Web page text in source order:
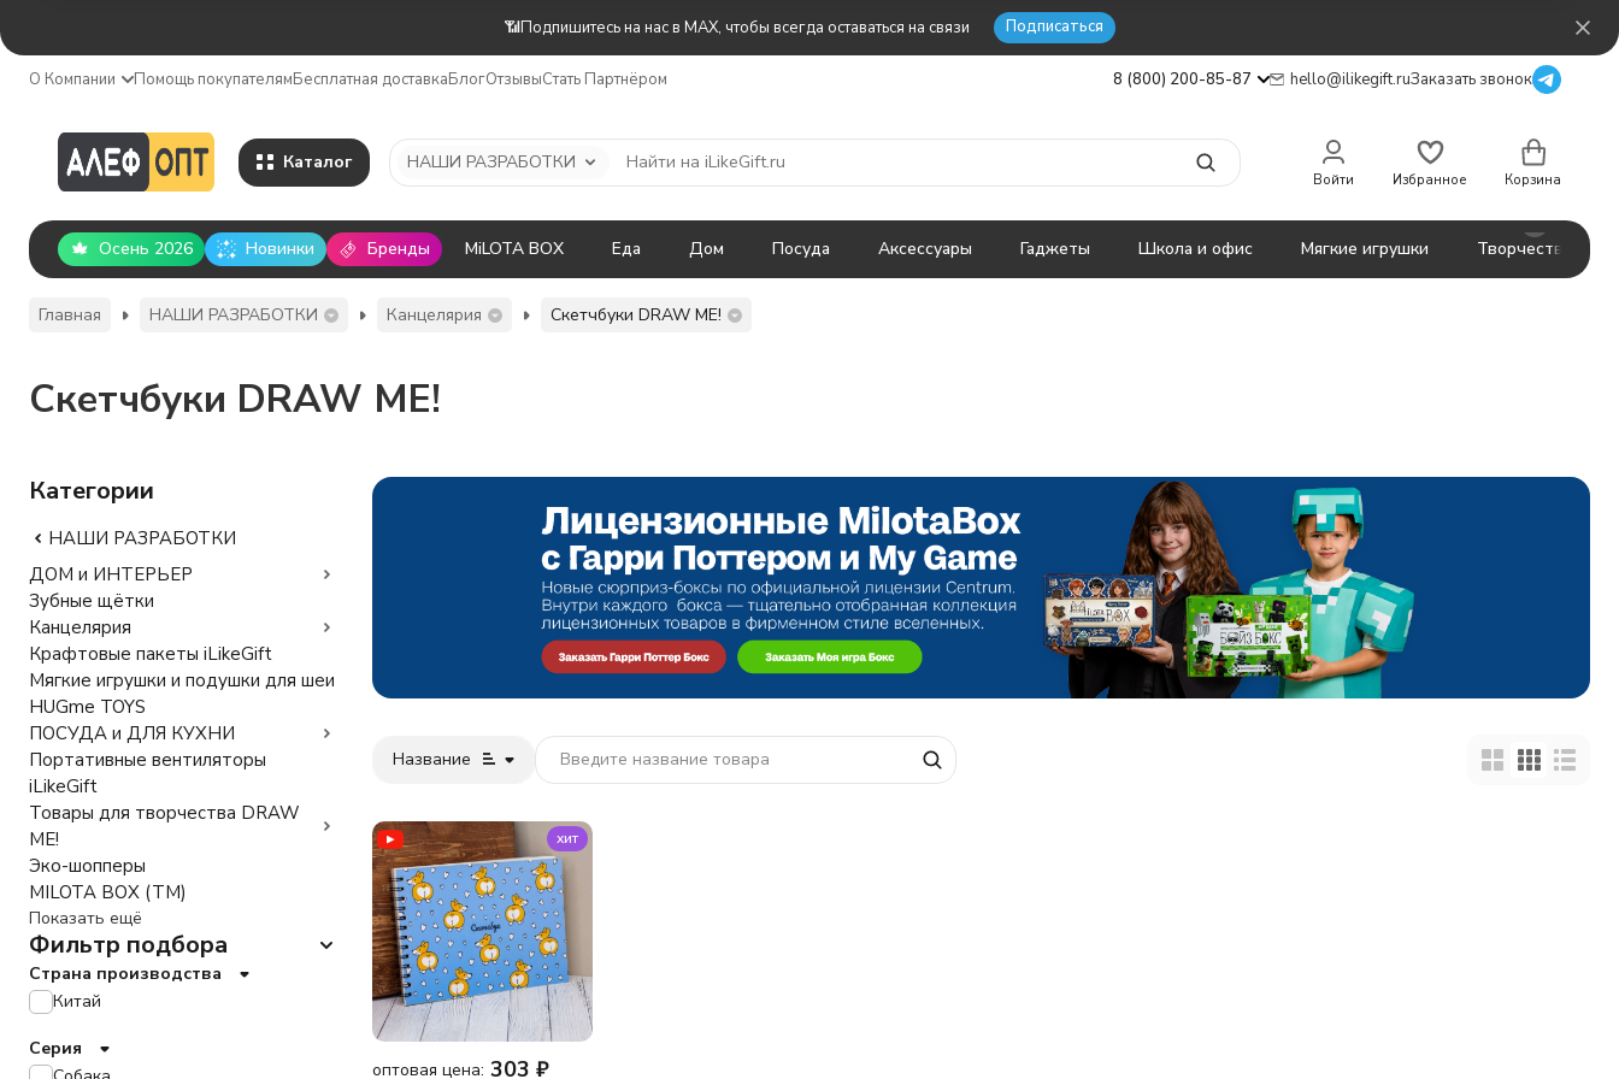
📶Подпишитесь на нас в MAX, чтобы всегда оставаться на связи Подписаться
О Компании Помощь покупателямБесплатная доставкаБлогОтзывыСтать Партнёром 8 (800) 200-85-87 hello@ilikegift.ruЗаказать звонок
Каталог НАШИ РАЗРАБОТКИ
Войти Избранное Корзина
Осень 2026 Новинки Бренды MiLOTA BOX Еда Дом Посуда Аксессуары Гаджеты Школа и офис Мягкие игрушки Творчество
Главная НАШИ РАЗРАБОТКИ Канцелярия Скетчбуки DRAW ME!
Скетчбуки DRAW ME!
Название
хит
оптовая цена: 303 ₽
Категории
НАШИ РАЗРАБОТКИ
ДОМ и ИНТЕРЬЕР
Зубные щётки
Канцелярия
Крафтовые пакеты iLikeGift
Мягкие игрушки и подушки для шеи
HUGme TOYS
ПОСУДА и ДЛЯ КУХНИ
Портативные вентиляторы
iLikeGift
Товары для творчества DRAW
ME!
Эко-шопперы
MILOTA BOX (TM)
Показать ещё
Фильтр подбора
Страна производства
Китай
Серия